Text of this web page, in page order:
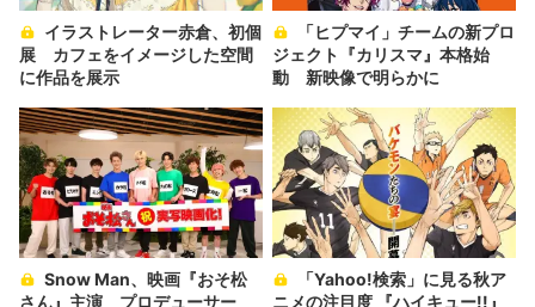
展 カフェをイメージした空間
に作品を展示
ジェクト『カリスマ』本格始
動 新映像で明らかに
さん』主演 プロデューサー
ニメの注目度 『ハイキュー!!』